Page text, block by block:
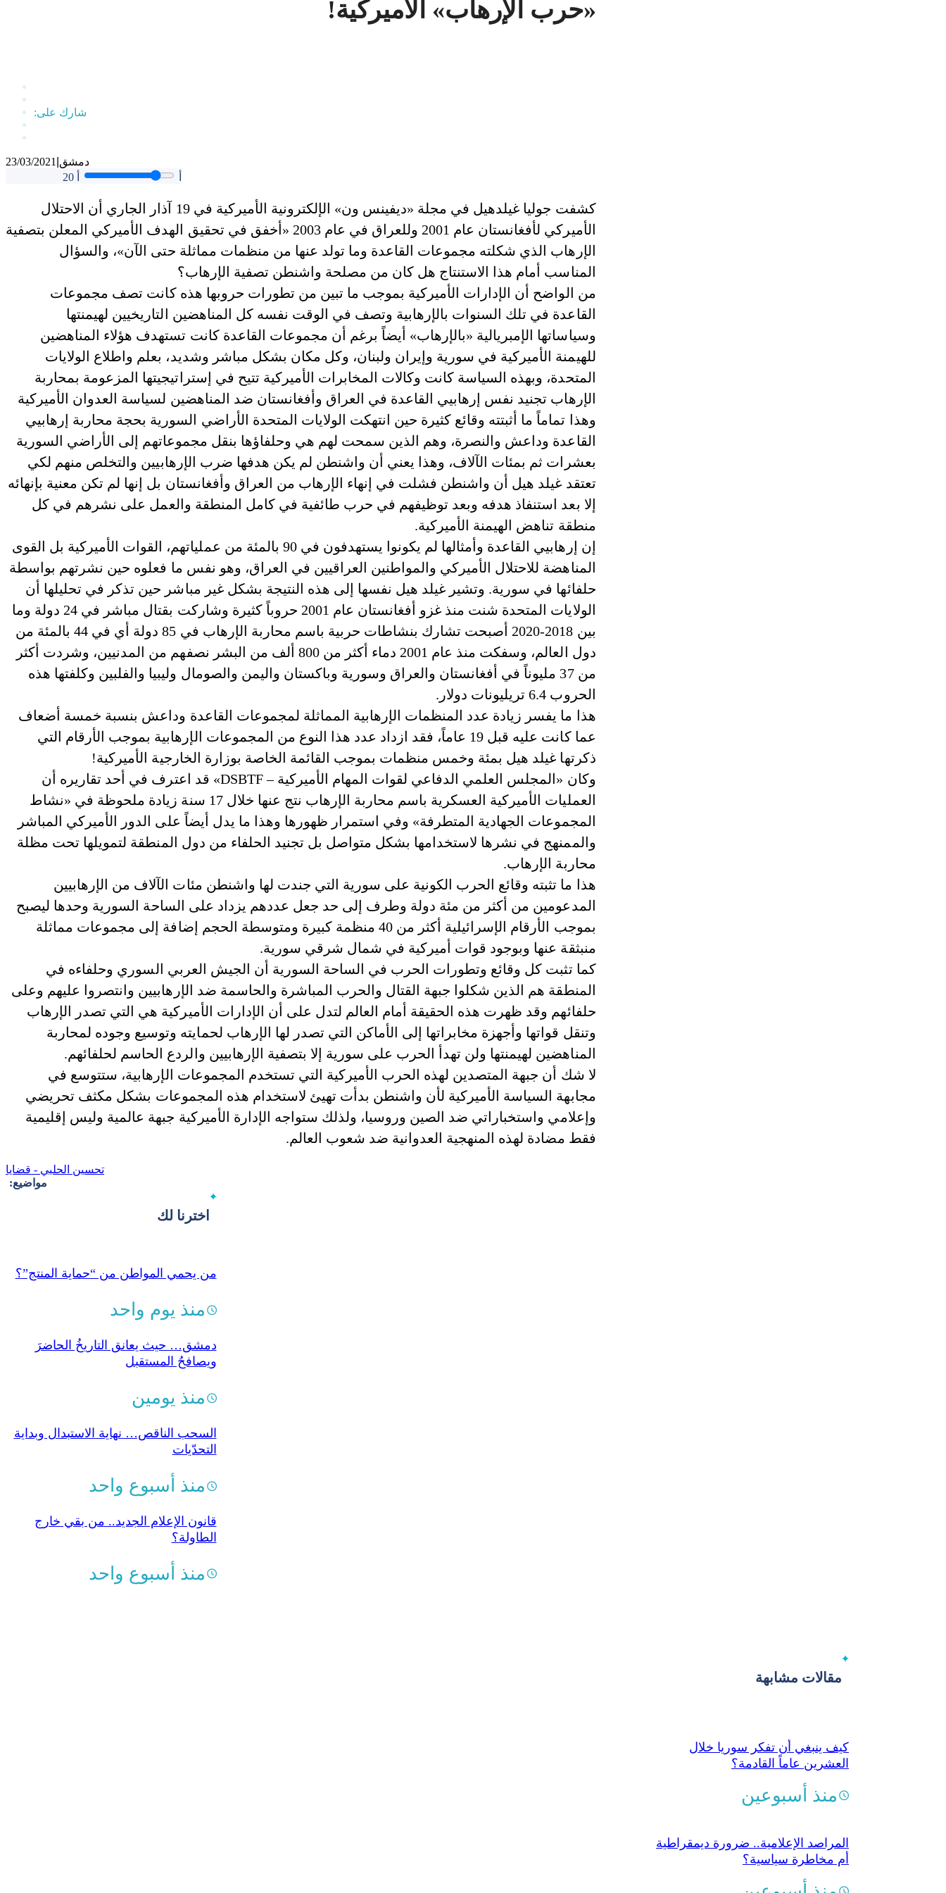
«حرب الإرهاب» الأميركية!
23/03/2021 دمشق
20
كشفت جوليا غيلدهيل في مجلة «ديفينس ون» الإلكترونية الأميركية في 19 آذار الجاري أن الاحتلال
الأميركي لأفغانستان عام 2001 وللعراق في عام 2003 «أخفق في تحقيق الهدف الأميركي المعلن بتصفية
الإرهاب الذي شكلته مجموعات القاعدة وما تولد عنها من منظمات مماثلة حتى الآن»، والسؤال
المناسب أمام هذا الاستنتاج هل كان من مصلحة واشنطن تصفية الإرهاب؟
من الواضح أن الإدارات الأميركية بموجب ما تبين من تطورات حروبها هذه كانت تصف مجموعات
القاعدة في تلك السنوات بالإرهابية وتصف في الوقت نفسه كل المناهضين التاريخيين لهيمنتها
وسياساتها الإمبريالية «بالإرهاب» أيضاً برغم أن مجموعات القاعدة كانت تستهدف هؤلاء المناهضين
للهيمنة الأميركية في سورية وإيران ولبنان، وكل مكان بشكل مباشر وشديد، بعلم واطلاع الولايات
المتحدة، وبهذه السياسة كانت وكالات المخابرات الأميركية تتيح في إستراتيجيتها المزعومة بمحاربة
الإرهاب تجنيد نفس إرهابيي القاعدة في العراق وأفغانستان ضد المناهضين لسياسة العدوان الأميركية
وهذا تماماً ما أثبتته وقائع كثيرة حين انتهكت الولايات المتحدة الأراضي السورية بحجة محاربة إرهابيي
القاعدة وداعش والنصرة، وهم الذين سمحت لهم هي وحلفاؤها بنقل مجموعاتهم إلى الأراضي السورية
بعشرات ثم بمئات الآلاف، وهذا يعني أن واشنطن لم يكن هدفها ضرب الإرهابيين والتخلص منهم لكي
تعتقد غيلد هيل أن واشنطن فشلت في إنهاء الإرهاب من العراق وأفغانستان بل إنها لم تكن معنية بإنهائه
إلا بعد استنفاذ هدفه وبعد توظيفهم في حرب طائفية في كامل المنطقة والعمل على نشرهم في كل
منطقة تناهض الهيمنة الأميركية.
إن إرهابيي القاعدة وأمثالها لم يكونوا يستهدفون في 90 بالمئة من عملياتهم، القوات الأميركية بل القوى
المناهضة للاحتلال الأميركي والمواطنين العراقيين في العراق، وهو نفس ما فعلوه حين نشرتهم بواسطة
حلفائها في سورية. وتشير غيلد هيل نفسها إلى هذه النتيجة بشكل غير مباشر حين تذكر في تحليلها أن
الولايات المتحدة شنت منذ غزو أفغانستان عام 2001 حروباً كثيرة وشاركت بقتال مباشر في 24 دولة وما
بين 2018-2020 أصبحت تشارك بنشاطات حربية باسم محاربة الإرهاب في 85 دولة أي في 44 بالمئة من
دول العالم، وسفكت منذ عام 2001 دماء أكثر من 800 ألف من البشر نصفهم من المدنيين، وشردت أكثر
من 37 مليوناً في أفغانستان والعراق وسورية وباكستان واليمن والصومال وليبيا والفلبين وكلفتها هذه
الحروب 6.4 تريليونات دولار.
هذا ما يفسر زيادة عدد المنظمات الإرهابية المماثلة لمجموعات القاعدة وداعش بنسبة خمسة أضعاف
عما كانت عليه قبل 19 عاماً، فقد ازداد عدد هذا النوع من المجموعات الإرهابية بموجب الأرقام التي
ذكرتها غيلد هيل بمئة وخمس منظمات بموجب القائمة الخاصة بوزارة الخارجية الأميركية!
وكان «المجلس العلمي الدفاعي لقوات المهام الأميركية – DSBTF» قد اعترف في أحد تقاريره أن
العمليات الأميركية العسكرية باسم محاربة الإرهاب نتج عنها خلال 17 سنة زيادة ملحوظة في «نشاط
المجموعات الجهادية المتطرفة» وفي استمرار ظهورها وهذا ما يدل أيضاً على الدور الأميركي المباشر
والممنهج في نشرها لاستخدامها بشكل متواصل بل تجنيد الحلفاء من دول المنطقة لتمويلها تحت مظلة
محاربة الإرهاب.
هذا ما تثبته وقائع الحرب الكونية على سورية التي جندت لها واشنطن مئات الآلاف من الإرهابيين
المدعومين من أكثر من مئة دولة وطرف إلى حد جعل عددهم يزداد على الساحة السورية وحدها ليصبح
بموجب الأرقام الإسرائيلية أكثر من 40 منظمة كبيرة ومتوسطة الحجم إضافة إلى مجموعات مماثلة
منبثقة عنها وبوجود قوات أميركية في شمال شرقي سورية.
كما تثبت كل وقائع وتطورات الحرب في الساحة السورية أن الجيش العربي السوري وحلفاءه في
المنطقة هم الذين شكلوا جبهة القتال والحرب المباشرة والحاسمة ضد الإرهابيين وانتصروا عليهم وعلى
حلفائهم وقد ظهرت هذه الحقيقة أمام العالم لتدل على أن الإدارات الأميركية هي التي تصدر الإرهاب
وتنقل قواتها وأجهزة مخابراتها إلى الأماكن التي تصدر لها الإرهاب لحمايته وتوسيع وجوده لمحاربة
المناهضين لهيمنتها ولن تهدأ الحرب على سورية إلا بتصفية الإرهابيين والردع الحاسم لحلفائهم.
لا شك أن جبهة المتصدين لهذه الحرب الأميركية التي تستخدم المجموعات الإرهابية، ستتوسع في
مجابهة السياسة الأميركية لأن واشنطن بدأت تهيئ لاستخدام هذه المجموعات بشكل مكثف تحريضي
وإعلامي واستخباراتي ضد الصين وروسيا، ولذلك ستواجه الإدارة الأميركية جبهة عالمية وليس إقليمية
فقط مضادة لهذه المنهجية العدوانية ضد شعوب العالم.
تحسين الحلبي - قضايا
مواضيع:
اخترنا لك
من يحمي المواطن من “حماية المنتج”؟
منذ يوم واحد
دمشق… حيث يعانق التاريخُ الحاضرَ
ويصافحُ المستقبل
منذ يومين
السحب الناقص… نهاية الاستبدال وبداية
التحدّيات
منذ أسبوع واحد
قانون الإعلام الجديد.. من بقي خارج
الطاولة؟
منذ أسبوع واحد
مقالات مشابهة
كيف ينبغي أن تفكر سوريا خلال
العشرين عاماً القادمة؟
منذ أسبوعين
المراصد الإعلامية.. ضرورة ديمقراطية
أم مخاطرة سياسية؟